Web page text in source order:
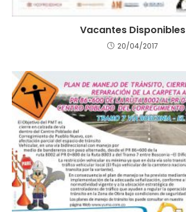
Vacantes Disponibles
20/04/2017